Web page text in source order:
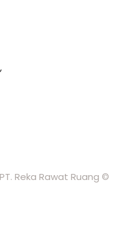
Reka Rawat Ruang ©